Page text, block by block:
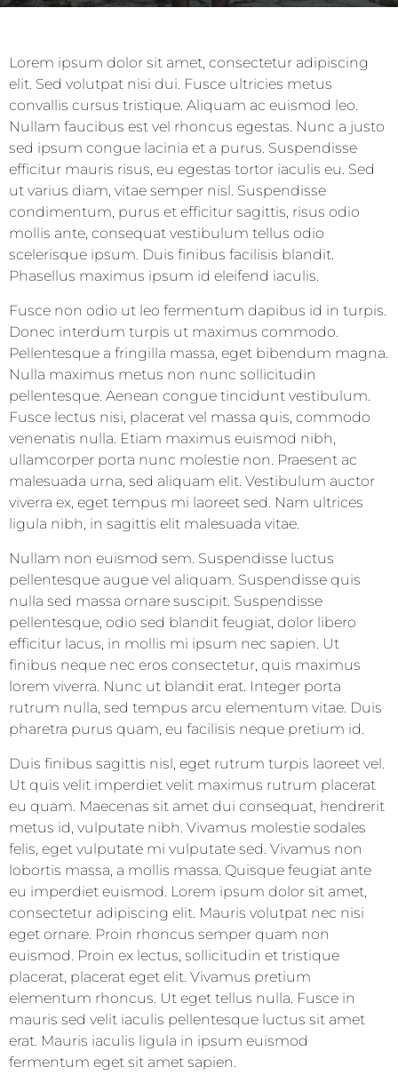
Lorem ipsum dolor sit amet, consectetur adipiscing
elit. Sed volutpat nisi dui. Fusce ultricies metus
convallis cursus tristique. Aliquam ac euismod leo.
Nullam faucibus est vel rhoncus egestas. Nunc a justo
sed ipsum congue lacinia et a purus. Suspendisse
efficitur mauris risus, eu egestas tortor iaculis eu. Sed
ut varius diam, vitae semper nisl. Suspendisse
condimentum, purus et efficitur sagittis, risus odio
mollis ante, consequat vestibulum tellus odio
scelerisque ipsum. Duis finibus facilisis blandit.
Phasellus maximus ipsum id eleifend iaculis.
Fusce non odio ut leo fermentum dapibus id in turpis.
Donec interdum turpis ut maximus commodo.
Pellentesque a fringilla massa, eget bibendum magna.
Nulla maximus metus non nunc sollicitudin
pellentesque. Aenean congue tincidunt vestibulum.
Fusce lectus nisi, placerat vel massa quis, commodo
venenatis nulla. Etiam maximus euismod nibh,
ullamcorper porta nunc molestie non. Praesent ac
malesuada urna, sed aliquam elit. Vestibulum auctor
viverra ex, eget tempus mi laoreet sed. Nam ultrices
ligula nibh, in sagittis elit malesuada vitae.
Nullam non euismod sem. Suspendisse luctus
pellentesque augue vel aliquam. Suspendisse quis
nulla sed massa ornare suscipit. Suspendisse
pellentesque, odio sed blandit feugiat, dolor libero
efficitur lacus, in mollis mi ipsum nec sapien. Ut
finibus neque nec eros consectetur, quis maximus
lorem viverra. Nunc ut blandit erat. Integer porta
rutrum nulla, sed tempus arcu elementum vitae. Duis
pharetra purus quam, eu facilisis neque pretium id.
Duis finibus sagittis nisl, eget rutrum turpis laoreet vel.
Ut quis velit imperdiet velit maximus rutrum placerat
eu quam. Maecenas sit amet dui consequat, hendrerit
metus id, vulputate nibh. Vivamus molestie sodales
felis, eget vulputate mi vulputate sed. Vivamus non
lobortis massa, a mollis massa. Quisque feugiat ante
eu imperdiet euismod. Lorem ipsum dolor sit amet,
consectetur adipiscing elit. Mauris volutpat nec nisi
eget ornare. Proin rhoncus semper quam non
euismod. Proin ex lectus, sollicitudin et tristique
placerat, placerat eget elit. Vivamus pretium
elementum rhoncus. Ut eget tellus nulla. Fusce in
mauris sed velit iaculis pellentesque luctus sit amet
erat. Mauris iaculis ligula in ipsum euismod
fermentum eget sit amet sapien.